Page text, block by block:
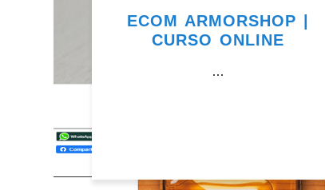
ECOM ARMORSHOP |
CURSO ONLINE
...